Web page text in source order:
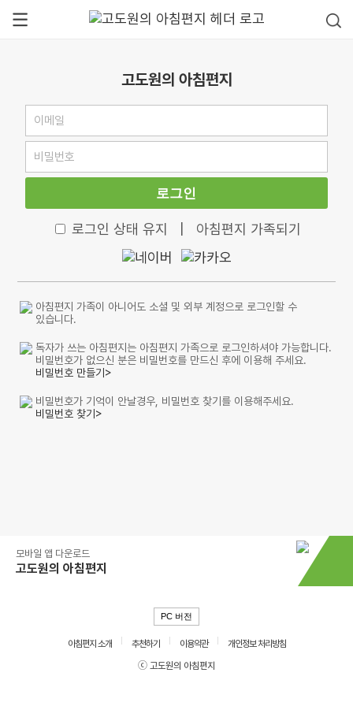
고도원의 아침편지
로그인
로그인 상태 유지 아침편지 가족되기
아침편지 가족이 아니어도 소셜 및 외부 계정으로 로그인할 수
있습니다.
독자가 쓰는 아침편지는 아침편지 가족으로 로그인하셔야 가능합니다.
비밀번호가 없으신 분은 비밀번호를 만드신 후에 이용해 주세요.
비밀번호 만들기>
비밀번호가 기억이 안날경우, 비밀번호 찾기를 이용해주세요.
비밀번호 찾기>
모바일 앱 다운로드
고도원의 아침편지
PC 버전
아침편지 소개 추천하기 이용약관
개인정보 처리방침
ⓒ 고도원의 아침편지